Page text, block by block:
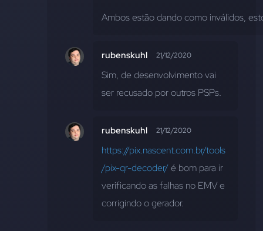
Ambos estão dando como inválidos,
rubenskuhl 21/12/2020
Sim, de desenvolvimento vai
ser recusado por outros PSPs.
rubenskuhl 21/12/2020
https://pix.nascent.com.br/tools
/pix-qr-decoder/ é bom para ir
verificando as falhas no EMV e
corrigindo o gerador.